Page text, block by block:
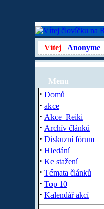
Vítej Anonyme
Menu
· Domů
· akce
· Akce_Reiki
· Archív článků
· Diskuzní fórum
· Hledání
· Ke stažení
· Témata článků
· Top 10
· Kalendář akcí